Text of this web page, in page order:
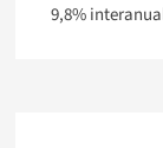
9,8%